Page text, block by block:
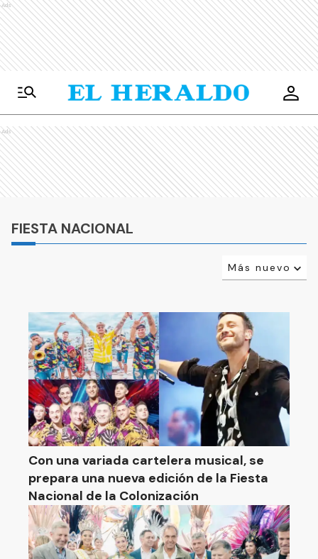
Ads
Ads
FIESTA NACIONAL
Más nuevo
Con una variada cartelera musical, se
prepara una nueva edición de la Fiesta
Nacional de la Colonización